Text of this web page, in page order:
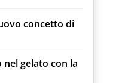
concetto di
gelato con la